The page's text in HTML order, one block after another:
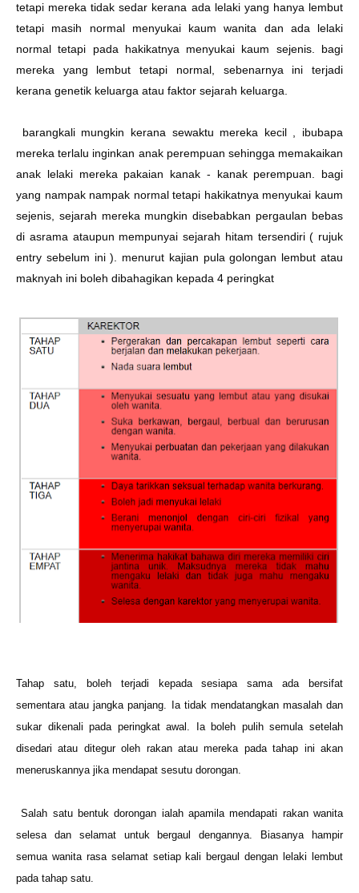
tetapi mereka tidak sedar kerana ada lelaki yang hanya lembut
tetapi masih normal menyukai kaum wanita dan ada lelaki
normal tetapi pada hakikatnya menyukai kaum sejenis. bagi
mereka yang lembut tetapi normal, sebenarnya ini terjadi
kerana genetik keluarga atau faktor sejarah keluarga.
barangkali mungkin kerana sewaktu mereka kecil , ibubapa
mereka terlalu inginkan anak perempuan sehingga memakaikan
anak lelaki mereka pakaian kanak - kanak perempuan. bagi
yang nampak nampak normal tetapi hakikatnya menyukai kaum
sejenis, sejarah mereka mungkin disebabkan pergaulan bebas
di asrama ataupun mempunyai sejarah hitam tersendiri ( rujuk
entry sebelum ini). menurut kajian pula golongan lembut atau
maknyah ini boleh dibahagikan kepada 4 peringkat
Tahap satu, boleh terjadi kepada sesiapa sama ada bersifat
sementara atau jangka panjang. Ia tidak mendatangkan masalah dan
sukar dikenali pada peringkat awal. Ia boleh pulih semula setelah
disedari atau ditegur oleh rakan atau mereka pada tahap ini akan
meneruskannya jika mendapat sesutu dorongan.
Salah satu bentuk dorongan ialah apamila mendapati rakan wanita
selesa dan selamat untuk bergaul dengannya. Biasanya hampir
semua wanita rasa selamat setiap kali bergaul dengan lelaki lembut
pada tahap satu.